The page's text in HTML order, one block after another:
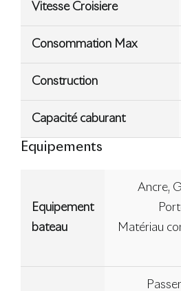
Vitesse Croisiere
Consommation Max
Construction
Capacité caburant
Equipements
Equipement
bateau
Ancre,
Matériau